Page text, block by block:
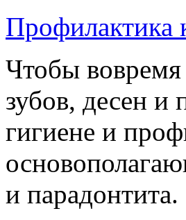
Профилактика
Чтобы вовремя
зубов, десен и
гигиене и
и парадонтита.